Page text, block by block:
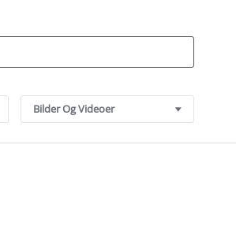
Bilder Og Videoer